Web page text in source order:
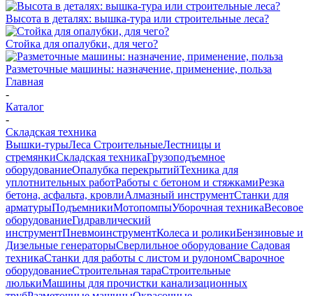
Высота в деталях: вышка-тура или строительные леса?
Стойка для опалубки, для чего?
Разметочные машины: назначение, применение, польза
Главная
-
Каталог
-
Складская техника
Вышки-турыЛеса СтроительныеЛестницы и
стремянкиСкладская техникаГрузоподъемное
оборудованиеОпалубка перекрытийТехника для
уплотнительных работРаботы с бетоном и стяжкамиРезка
бетона, асфальта, кровлиАлмазный инструментСтанки для
арматурыПодъемникиМотопомпыУборочная техникаВесовое
оборудованиеГидравлический
инструментПневмоинструментКолеса и роликиБензиновые и
Дизельные генераторыСверлильное оборудование Садовая
техникаСтанки для работы с листом и рулономСварочное
оборудованиеСтроительная тараСтроительные
люлькиМашины для прочистки канализационных